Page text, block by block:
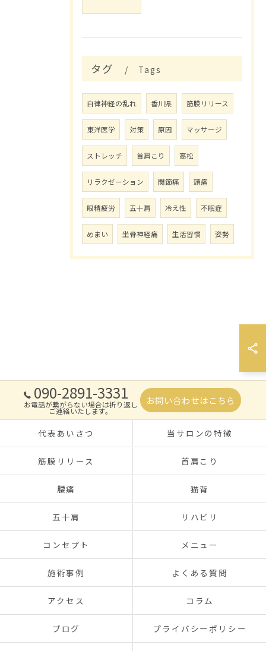
タグ Tags
自律神経の乱れ 香川県 筋膜リリース
東洋医学 対策 原因 マッサージ
ストレッチ 首肩こり 高松
リラクゼーション 関節痛 頭痛
眼精疲労 五十肩 冷え性 不眠症
めまい 坐骨神経痛 生活習慣 姿勢
090-2891-3331
お電話が繋がらない場合は折り返し
ご連絡いたします。
お問い合わせはこちら
代表あいさつ 当サロンの特徴
筋膜リリース 首肩こり
腰痛 猫背
五十肩 リハビリ
コンセプト メニュー
施術事例 よくある質問
アクセス コラム
ブログ プライバシーポリシー